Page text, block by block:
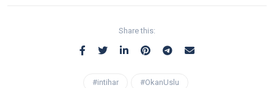
Share this:
#intihar #OkanUslu